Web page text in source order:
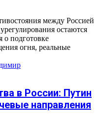
между Россией
остаются
о подготовке
огня, реальные
в России: Путин
направления